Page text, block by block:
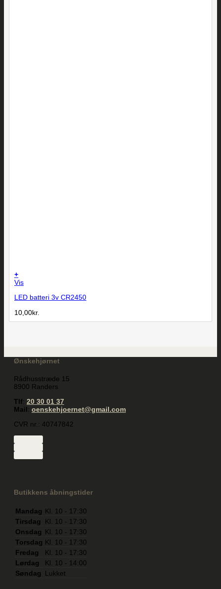
+
Vis
LED batteri 3v CR2450
10,00kr.
Ønskehjørnet
Rådhusstræde 15
8900 Randers
Tlf: 20 30 01 37
Mail: oenskehjoernet@gmail.com
CVR nr.: 40747842
Butikkens åbningstider
Mandag Kl. 10 - 17:30
Tirsdag
Kl. 10 - 17:30
Onsdag Kl. 10 - 17:30
Torsdag Kl. 10 - 17:30
Fredag
Kl. 10 - 17:30
Lørdag
Kl. 10 - 14:00
Søndag
Lukket